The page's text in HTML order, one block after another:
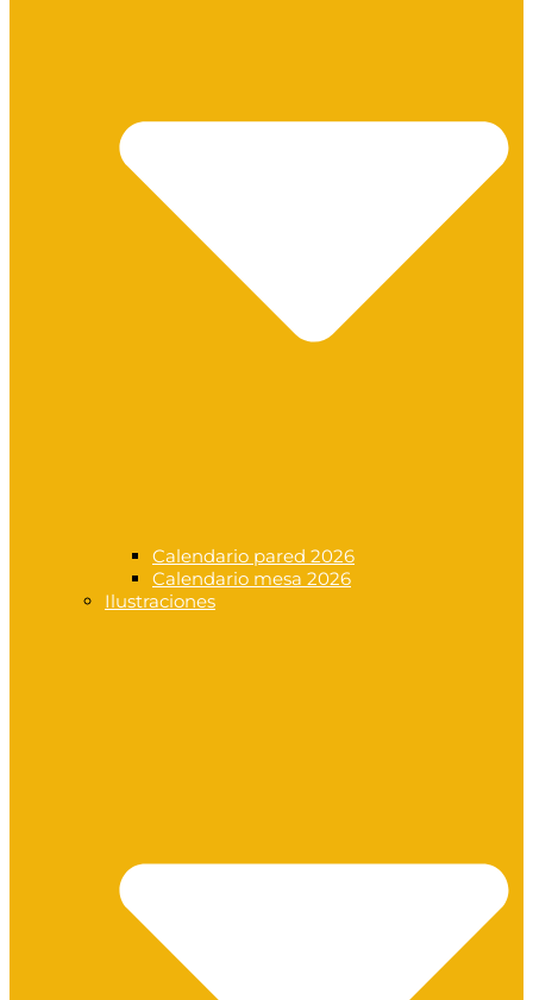
Calendario pared 2026
Calendario mesa 2026
Ilustraciones